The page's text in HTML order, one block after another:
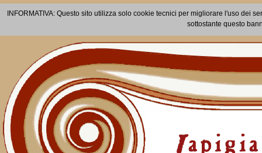
INFORMATIVA: Questo sito utilizza solo cookie tecnici per migliorare l'uso dei
sottostante questo